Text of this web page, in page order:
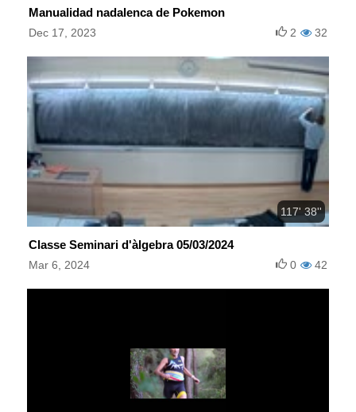
Manualidad nadalenca de Pokemon
Dec 17, 2023 32
2
117' 38''
Classe Seminari d'àlgebra 05/03/2024
Mar 6, 2024 42
0